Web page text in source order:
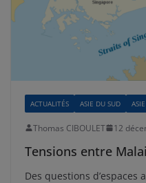
ACTUALITÉS ASIE DU SUD
Thomas CIBOULET 12
Tensions entre
Des questions